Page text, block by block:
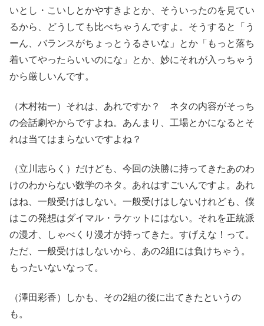
いとし・こいしとかやすきよとか、そういったのを見てい
るから、どうしても比べちゃうんですよ。そうすると「う
ーん、バランスがちょっとうるさいな」とか「もっと落ち
着いてやったらいいのにな」とか、妙にそれが入っちゃう
から厳しいんです。
（木村祐一）それは、あれですか？ ネタの内容がそっち
の会話劇やからですよね。あんまり、工場とかになるとそ
れは当てはまらないですよね？
（立川志らく）だけども、今回の決勝に持ってきたあのわ
けのわからない数学のネタ。あれはすごいんですよ。あれ
はね、一般受けはしない。一般受けはしないけれども、僕
はこの発想はダイマル・ラケットにはない。それを正統派
の漫才、しゃべくり漫才が持ってきた。すげえな！って。
ただ、一般受けはしないから、あの2組には負けちゃう。
もったいないなって。
（澤田彩香）しかも、その2組の後に出てきたというの
も。